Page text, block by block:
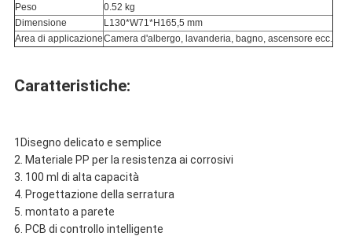
Peso
0.52 kg
Dimensione
L130*W71*H165,5 mm
Area di applicazioneCamera d'albergo, lavanderia, bagno, ascensore ecc.
Caratteristiche:
1Disegno delicato e semplice
2. Materiale PP per la resistenza ai corrosivi
3. 100 ml di alta capacità
4. Progettazione della serratura
5. montato a parete
6. PCB di controllo intelligente